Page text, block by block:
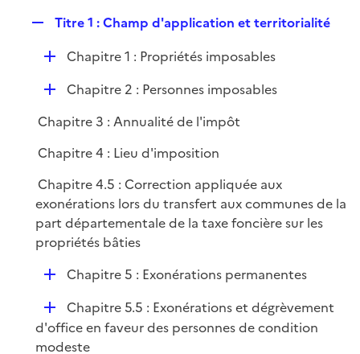
r
p
p
l
i
e
Titre 1 : Champ d'application et territorialité
D
i
e
Chapitre 1 : Propriétés imposables
D
p
l
e
r
Chapitre 2 : Personnes imposables
Chapitre 3 : Annualité de l'impôt
Chapitre 4 : Lieu d'imposition
Chapitre 4.5 : Correction appliquée aux
exonérations lors du transfert aux communes de la
part départementale de la taxe foncière sur les
propriétés bâties
D
l
Chapitre 5 : Exonérations permanentes
D
é
p
Chapitre 5.5 : Exonérations et dégrèvement
d'office en faveur des personnes de condition
modeste